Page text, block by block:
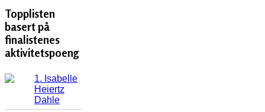
Topplisten
basert på
finalistenes
aktivitetspoeng
1. Isabelle
Heiertz
Dahle